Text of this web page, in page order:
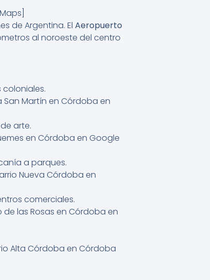
de Argentina. El Aeropuerto
al noroeste del centro
coloniales.
San Martín en Córdoba en
arte.
en Córdoba en Google
a parques.
Nueva Córdoba en
comerciales.
de las Rosas en Córdoba en
Alta Córdoba en Córdoba